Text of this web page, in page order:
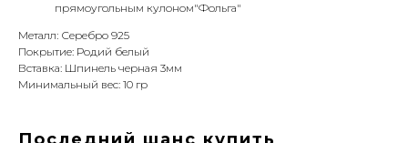
прямоугольным кулоном"Фольга"
Металл: Серебро 925
Покрытие: Родий белый
Вставка: Шпинель черная 3мм
Минимальный вес: 10 гр